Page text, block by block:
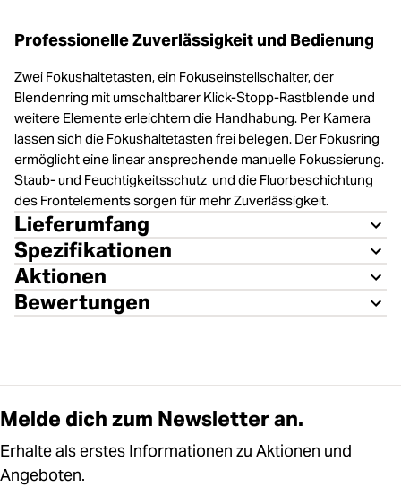
Professionelle Zuverlässigkeit und Bedienung
Zwei Fokushaltetasten, ein Fokuseinstellschalter, der
Blendenring mit umschaltbarer Klick-Stopp-Rastblende und
weitere Elemente erleichtern die Handhabung. Per Kamera
lassen sich die Fokushaltetasten frei belegen. Der Fokusring
ermöglicht eine linear ansprechende manuelle Fokussierung.
Staub- und Feuchtigkeitsschutz und die Fluorbeschichtung
des Frontelements sorgen für mehr Zuverlässigkeit.
Lieferumfang
Spezifikationen
Aktionen
Bewertungen
Melde dich zum Newsletter an.
Erhalte als erstes Informationen zu Aktionen und
Angeboten.